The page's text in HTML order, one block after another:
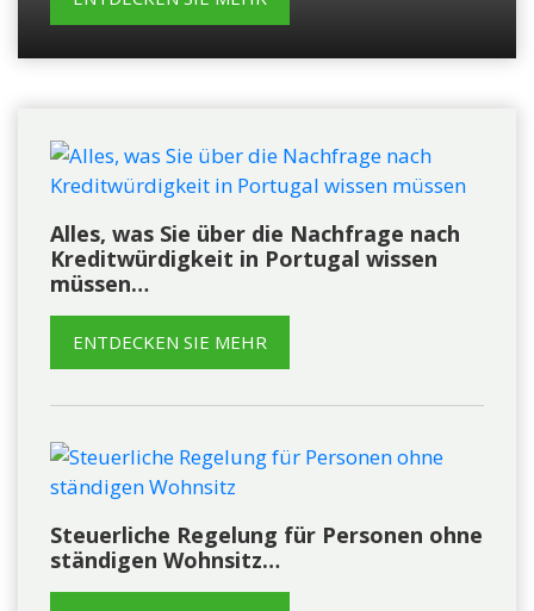
Alles, was Sie über die Nachfrage nach
Kreditwürdigkeit in Portugal wissen
müssen…
ENTDECKEN SIE MEHR
Steuerliche Regelung für Personen ohne
ständigen Wohnsitz…